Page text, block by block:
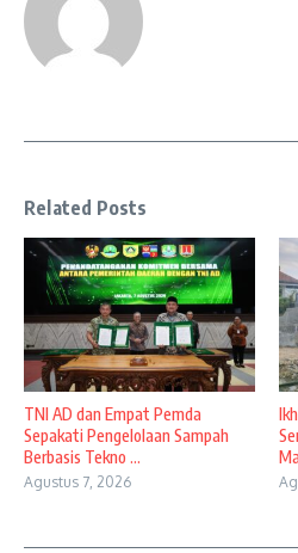
Related Posts
TNI AD dan Empat Pemda
Sepakati Pengelolaan Sampah
Berbasis Tekno ...
Agustus 7, 2026